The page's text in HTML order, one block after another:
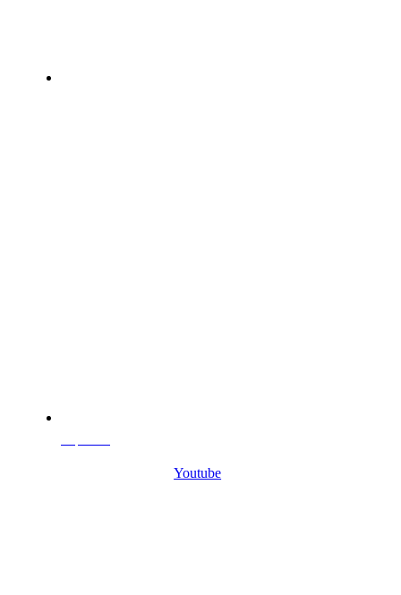
Youtube